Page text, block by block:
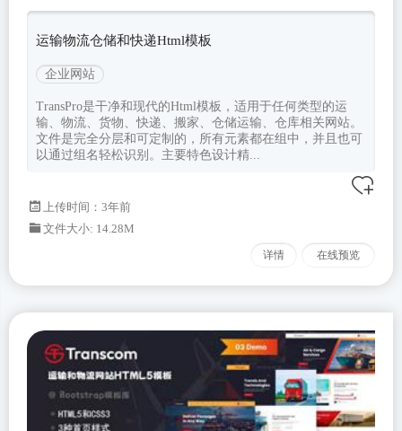
运输物流仓储和快递Html模板
企业网站
TransPro是干净和现代的Html模板，适用于任何类型的运
输、物流、货物、快递、搬家、仓储运输、仓库相关网站。
文件是完全分层和可定制的，所有元素都在组中，并且也可
以通过组名轻松识别。主要特色设计精...
上传时间：3年前
文件大小: 14.28M
详情 在线预览